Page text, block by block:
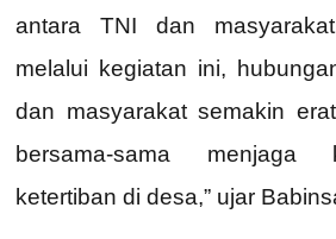
antara TNI dan
melalui kegiatan ini,
dan masyarakat semakin
bersama-sama menjaga
ketertiban di desa,” ujar